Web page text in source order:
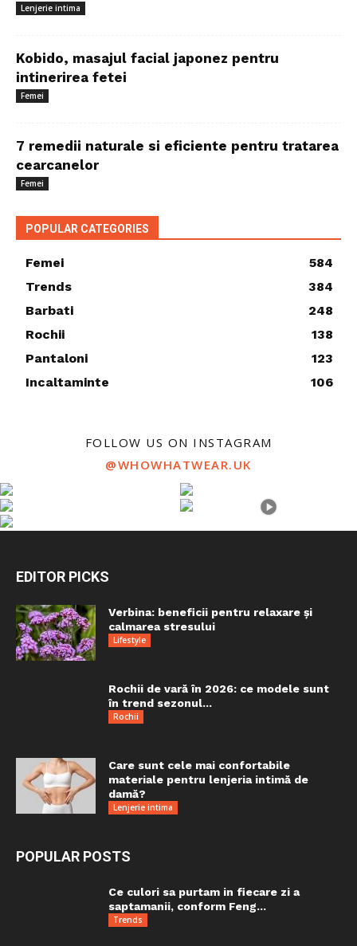
Lenjerie intima
Kobido, masajul facial japonez pentru
intinerirea fetei
Femei
7 remedii naturale si eficiente pentru tratarea
cearcanelor
Femei
POPULAR CATEGORIES
Femei
584
Trends
384
Barbati
248
Rochii
138
Pantaloni
123
Incaltaminte
106
FOLLOW US ON INSTAGRAM
@WHOWHATWEAR.UK
EDITOR PICKS
Verbina: beneficii pentru relaxare și
calmarea stresului
Lifestyle
Rochii de vară în 2026: ce modele sunt
în trend sezonul...
Rochii
Care sunt cele mai confortabile
materiale pentru lenjeria intimă de
damă?
Lenjerie intima
POPULAR POSTS
Ce culori sa purtam in fiecare zi a
saptamanii, conform Feng...
Trends